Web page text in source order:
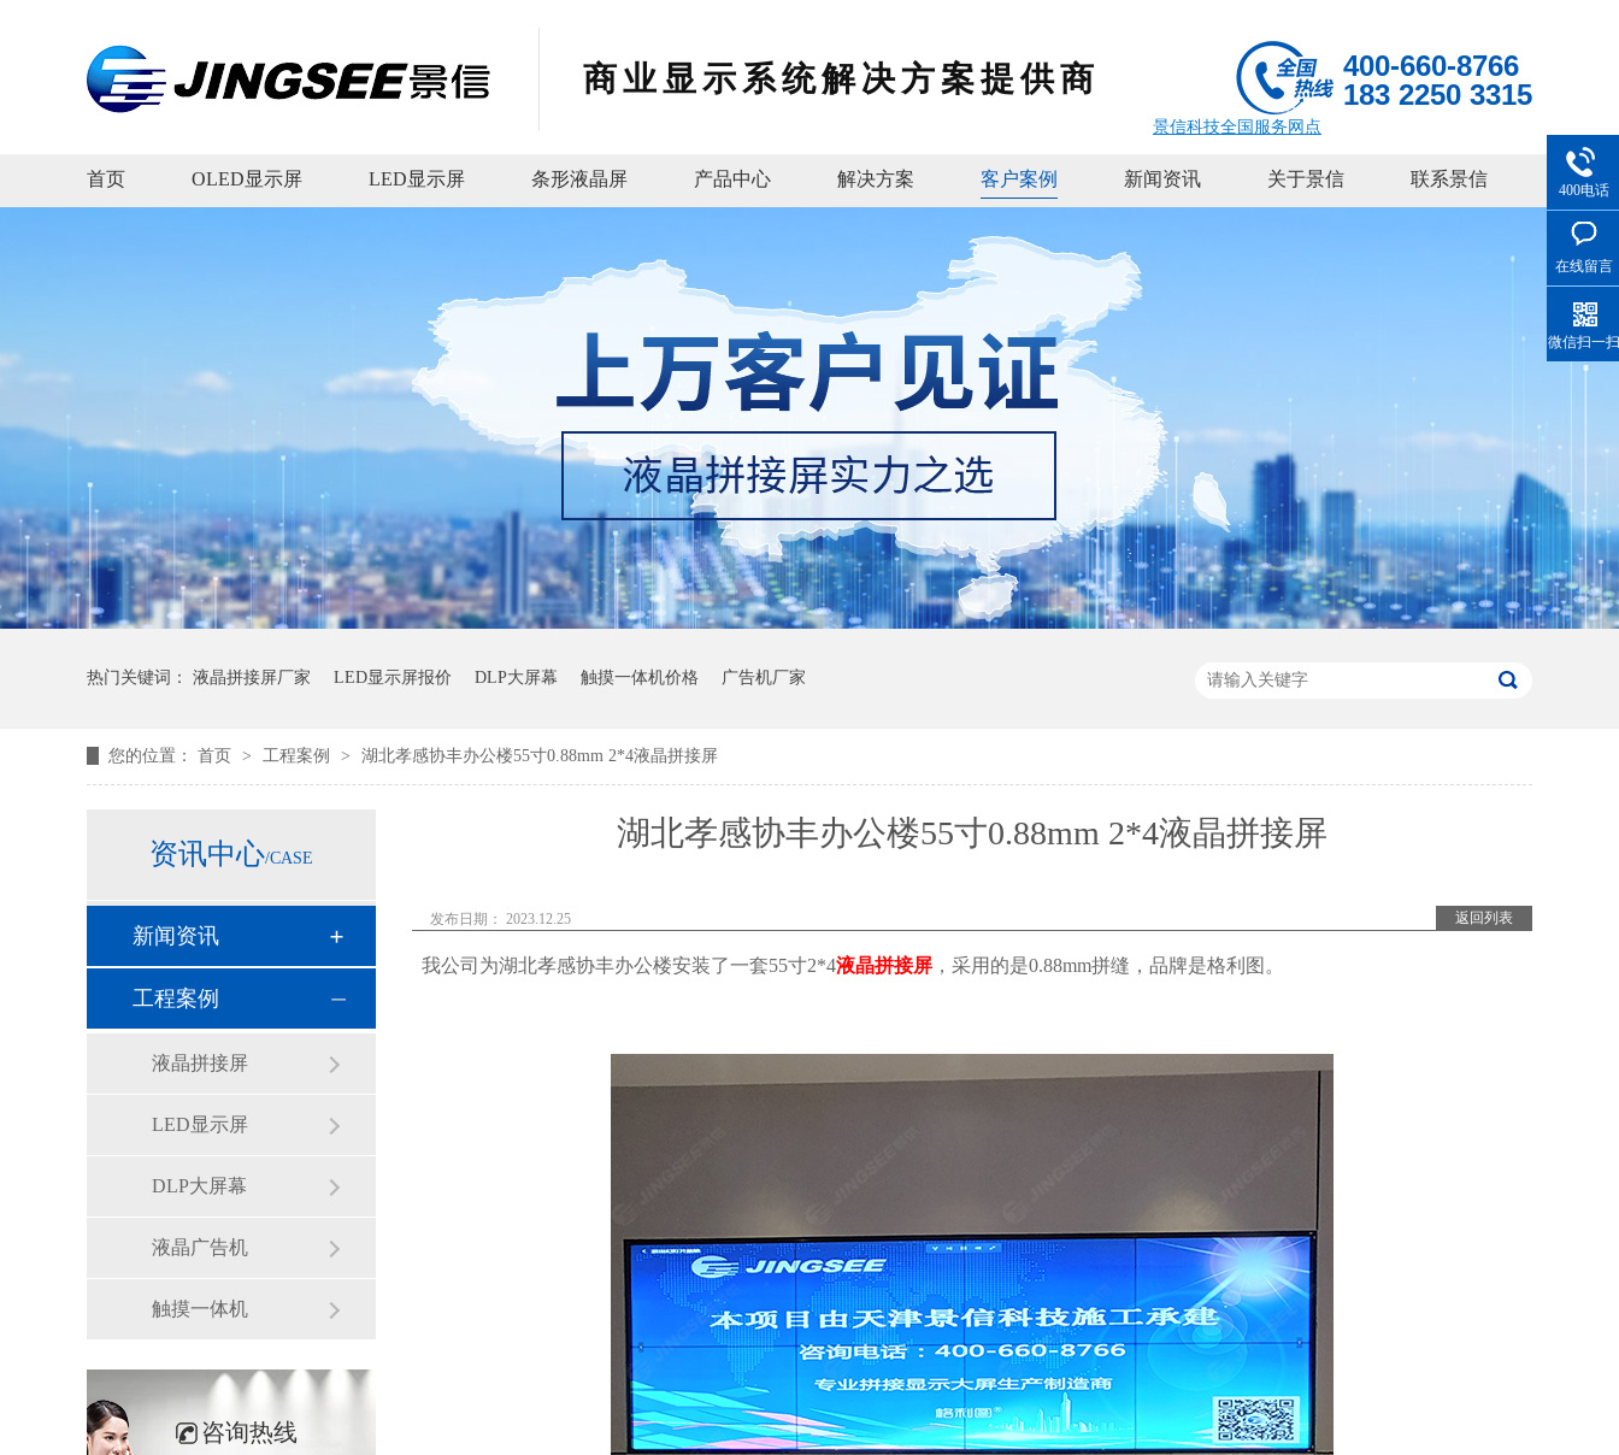
商业显示系统解决方案提供商
400-660-8766
183 2250 3315
景信科技全国服务网点
首页 OLED显示屏 LED显示屏 条形液晶屏 产品中心 解决方案 客户案例 新闻资讯 关于景信 联系景信
热门关键词： 液晶拼接屏厂家 LED显示屏报价 DLP大屏幕 触摸一体机价格 广告机厂家
您的位置： 首页 > 工程案例 > 湖北孝感协丰办公楼55寸0.88mm 2*4液晶拼接屏
湖北孝感协丰办公楼55寸0.88mm 2*4液晶拼接屏
返回列表
发布日期： 2023.12.25
我公司为湖北孝感协丰办公楼安装了一套55寸2*4液晶拼接屏 ，采用的是0.88mm拼缝，品牌是格利图。
资讯中心/CASE
新闻资讯
工程案例
液晶拼接屏
LED显示屏
DLP大屏幕
液晶广告机
触摸一体机
咨询热线
400电话
在线留言
微信扫一扫